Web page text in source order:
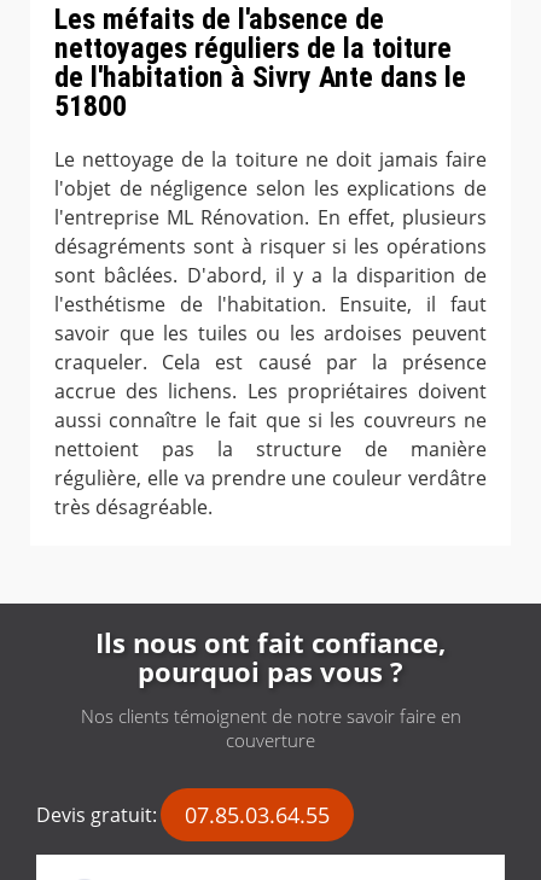
Les méfaits de l'absence de
nettoyages réguliers de la toiture
de l'habitation à Sivry Ante dans le
51800
Le nettoyage de la toiture ne doit jamais faire
l'objet de négligence selon les explications de
l'entreprise ML Rénovation. En effet, plusieurs
désagréments sont à risquer si les opérations
sont bâclées. D'abord, il y a la disparition de
l'esthétisme de l'habitation. Ensuite, il faut
savoir que les tuiles ou les ardoises peuvent
craqueler. Cela est causé par la présence
accrue des lichens. Les propriétaires doivent
aussi connaître le fait que si les couvreurs ne
nettoient pas la structure de manière
régulière, elle va prendre une couleur verdâtre
très désagréable.
Ils nous ont fait confiance,
pourquoi pas vous ?
Nos clients témoignent de notre savoir faire en
couverture
Devis gratuit: 07.85.03.64.55